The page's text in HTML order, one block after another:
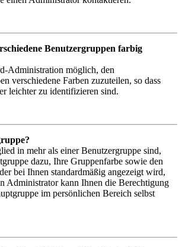
Benutzergruppen farbig
Administration möglich, den
verschiedene Farben zuzuteilen, so dass
leichter zu identifizieren sind.
in mehr als einer Benutzergruppe sind,
dazu, Ihre Gruppenfarbe sowie den
bei Ihnen standardmäßig angezeigt wird,
Administrator kann Ihnen die Berechtigung
im persönlichen Bereich selbst